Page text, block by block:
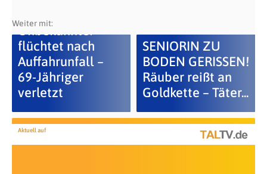
Weiter mit:
Unbekannter
flüchtet nach
Auffahrunfall –
69-Jähriger
verletzt
SENIORIN ZU
BODEN GERISSEN!
Räuber reißt an
Goldkette – Täter...
Aktuell auf